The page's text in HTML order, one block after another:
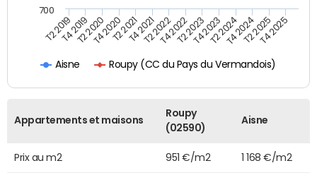
Aisne Roupy (CC du Pays du Vermandois)
T2 2019T4 2019T2 2020T4 2020T2 2021T4 2021T2 2022T4 2022T2 2023T4 2023T2 2024T4 2024T2 2025T4 2025
700
Appartements et maisons
Roupy
(02590)
Aisne
Prix au m2 951 €/m2 1 168 €/m2